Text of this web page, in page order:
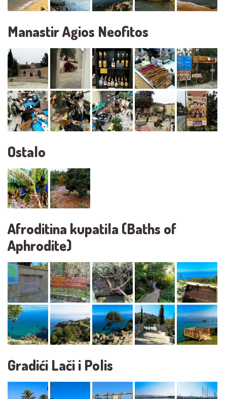
Manastir Agios Neofitos
Ostalo
Afroditina kupatila (Baths of
Aphrodite)
Gradići Lači i Polis